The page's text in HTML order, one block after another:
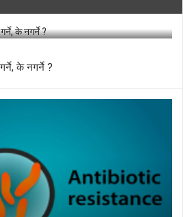
के नगर्ने ?